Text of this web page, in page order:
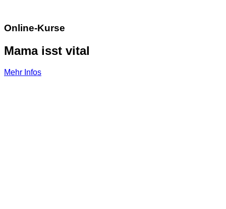
Online-Kurse
Mama isst vital
Mehr Infos